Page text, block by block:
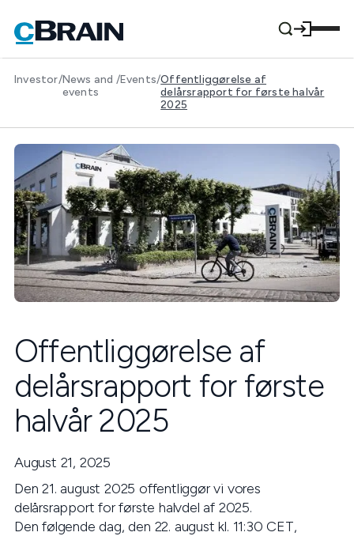
Investor/News and
events
/Events/Offentliggørelse af
delårsrapport for første halvår
2025
Offentliggørelse af
delårsrapport for første
halvår 2025
August 21, 2025
Den 21. august 2025 offentliggør vi vores
delårsrapport for første halvdel af 2025.
Den følgende dag, den 22. august kl. 11:30 CET,